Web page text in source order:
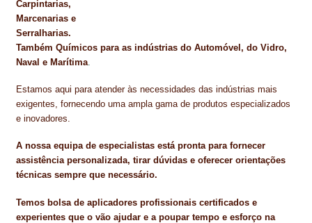
Carpintarias,
Marcenarias e
Serralharias.
Também Químicos para as indústrias do Automóvel, do Vidro,
Naval e Marítima.
Estamos aqui para atender às necessidades das indústrias mais
exigentes, fornecendo uma ampla gama de produtos especializados
e inovadores.
A nossa equipa de especialistas está pronta para fornecer
assistência personalizada, tirar dúvidas e oferecer orientações
técnicas sempre que necessário.
Temos bolsa de aplicadores profissionais certificados e
experientes que o vão ajudar e a poupar tempo e esforço na